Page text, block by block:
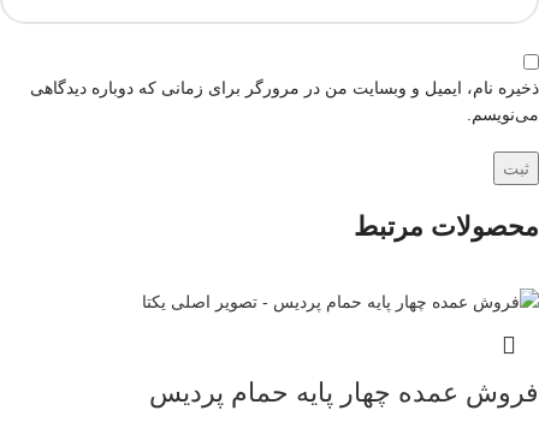
ذخیره نام، ایمیل و وبسایت من در مرورگر برای زمانی که دوباره دیدگاهی
می‌نویسم.
محصولات مرتبط
فروش عمده چهار پایه حمام پردیس